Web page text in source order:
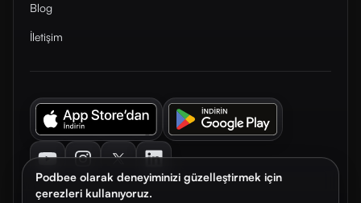
Podbee olarak deneyiminizi güzelleştirmek için
çerezleri kullanıyoruz.
Blog
İletişim